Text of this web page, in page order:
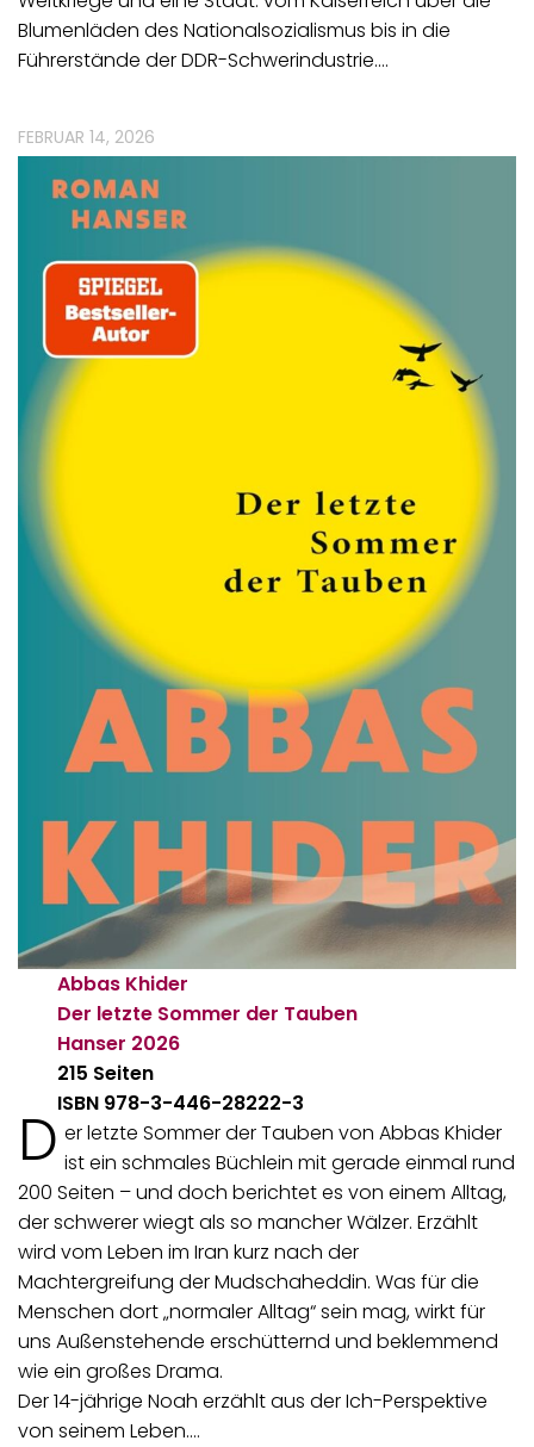
Blumenläden des Nationalsozialismus bis in die
Führerstände der DDR-Schwerindustrie.…
FEBRUAR 14, 2026
Abbas Khider
Der letzte Sommer der Tauben
Hanser 2026
215 Seiten
ISBN 978-3-446-28222-3
D er letzte Sommer der Tauben von Abbas Khider
ist ein schmales Büchlein mit gerade einmal rund
200 Seiten – und doch berichtet es von einem Alltag,
der schwerer wiegt als so mancher Wälzer. Erzählt
wird vom Leben im Iran kurz nach der
Machtergreifung der Mudschaheddin. Was für die
Menschen dort „normaler Alltag“ sein mag, wirkt für
uns Außenstehende erschütternd und beklemmend
wie ein großes Drama.
Der 14-jährige Noah erzählt aus der Ich-Perspektive
von seinem Leben.…